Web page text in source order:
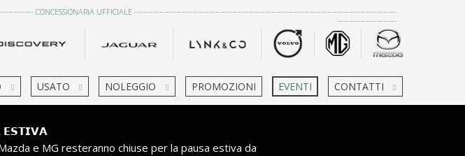
CONCESSIONARIA UFFICIALE ----------------------------------------------------------------------------------------------
---------------------
USATO NOLEGGIO PROMOZIONI EVENTI CONTATTI
e MG resteranno chiuse per la pausa estiva da